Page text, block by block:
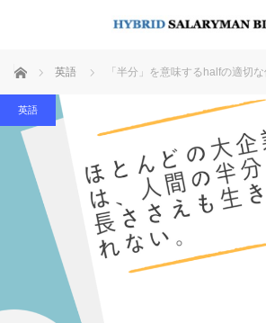
ホーム 英語 「半分」を意味するhalfの適切
英語